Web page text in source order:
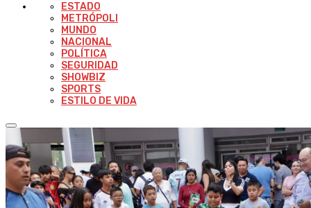
ESTADO
METRÓPOLI
MUNDO
NACIONAL
POLÍTICA
SEGURIDAD
SHOWBIZ
SPORTS
ESTILO DE VIDA